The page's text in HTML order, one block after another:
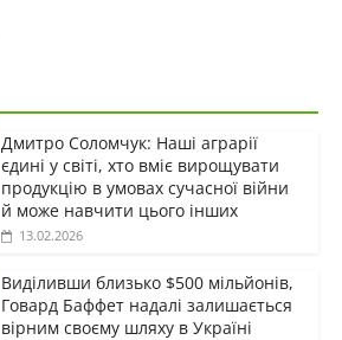
Дмитро Соломчук: Наші аграрії
єдині у світі, хто вміє вирощувати
продукцію в умовах сучасної війни
й може навчити цього інших
13.02.2026
Виділивши близько $500 мільйонів,
Говард Баффет надалі залишається
вірним своєму шляху в Україні